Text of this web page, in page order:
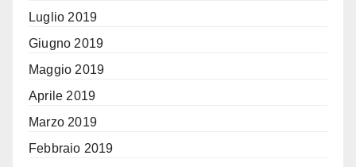
Luglio 2019
Giugno 2019
Maggio 2019
Aprile 2019
Marzo 2019
Febbraio 2019